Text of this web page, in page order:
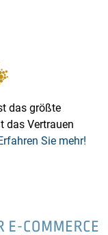
das größte
das Vertrauen
Sie mehr!